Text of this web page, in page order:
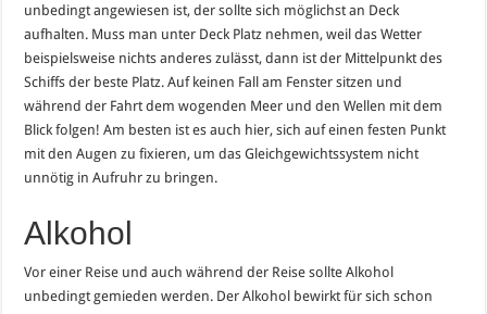
unbedingt angewiesen ist, der sollte sich möglichst an Deck
aufhalten. Muss man unter Deck Platz nehmen, weil das Wetter
beispielsweise nichts anderes zulässt, dann ist der Mittelpunkt des
Schiffs der beste Platz. Auf keinen Fall am Fenster sitzen und
während der Fahrt dem wogenden Meer und den Wellen mit dem
Blick folgen! Am besten ist es auch hier, sich auf einen festen Punkt
mit den Augen zu fixieren, um das Gleichgewichtssystem nicht
unnötig in Aufruhr zu bringen.
Alkohol
Vor einer Reise und auch während der Reise sollte Alkohol
unbedingt gemieden werden. Der Alkohol bewirkt für sich schon